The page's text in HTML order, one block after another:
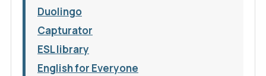
Duolingo
Capturator
ESL library
English for Everyone